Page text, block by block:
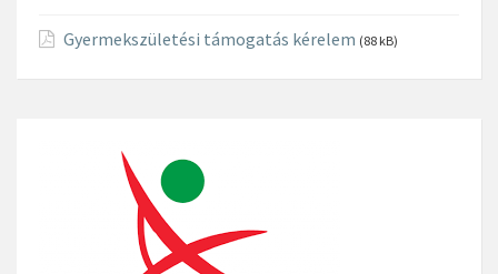
Gyermekszületési támogatás kérelem (88 kB)